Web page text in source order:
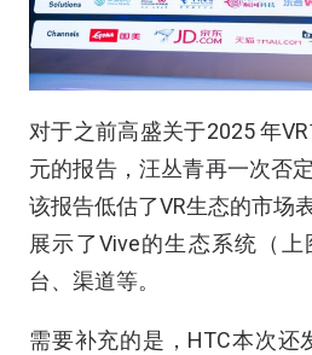
对于之前高盛关于2025 年
元的报告，汪丛青再一次否
该报告低估了VR生态的市场
展示了Vive的生态系统（
台、渠道等。
需要补充的是，HTC本次还